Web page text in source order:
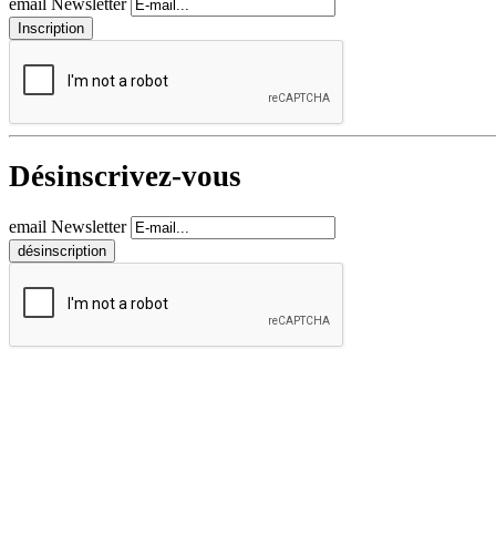
email Newsletter
Désinscrivez-vous
email Newsletter